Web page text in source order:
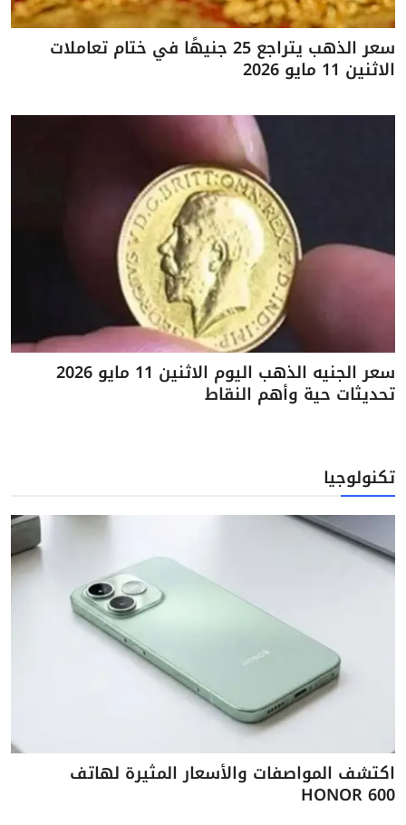
سعر الذهب يتراجع 25 جنيهًا في ختام تعاملات
الاثنين 11 مايو 2026
سعر الجنيه الذهب اليوم الاثنين 11 مايو 2026
تحديثات حية وأهم النقاط
تكنولوجيا
اكتشف المواصفات والأسعار المثيرة لهاتف
HONOR 600